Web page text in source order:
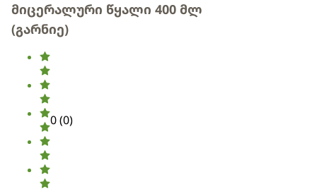
მიცერალური წყალი 400 მლ
(გარნიე)
0(0)